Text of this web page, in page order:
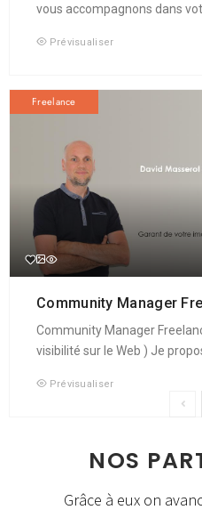
vous accompagnons dans
Prévisualiser
Freelance
Community Manager
Community Manager
visibilité sur le Web ) Je
Prévisualiser
NOS
Grâce à eux on